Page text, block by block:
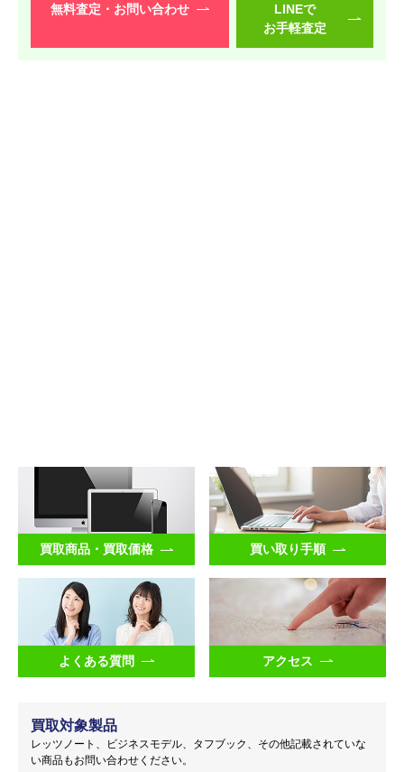
無料査定・ お問い合わせ
LINEで
お手軽査定
買取商品・買取価格 買い取り手順
よくある質問 アクセス
買取対象製品
レッツノート、ビジネスモデル、タフブック、その他記載されていな
い商品もお問い合わせください。